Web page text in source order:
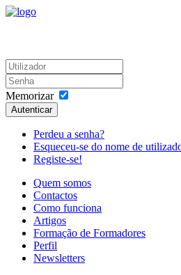
Memorizar
Autenticar
Perdeu a senha?
Esqueceu-se do nome de
Registe-se!
Quem somos
Contactos
Como funciona
Artigos
Formação de Formadores
Perfil
Newsletters